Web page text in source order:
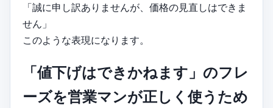
「誠に申し訳ありませんが、価格の見直しはできま
せん」
このような表現になります。
「値下げはできかねます」のフレ
ーズを営業マンが正しく使うため